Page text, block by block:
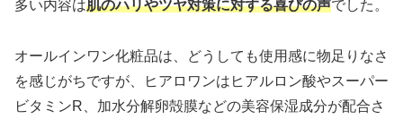
多い内容は肌のハリやツヤ対策に対する喜びの声でした。
オールインワン化粧品は、どうしても使用感に物足りなさ
を感じがちですが、ヒアロワンはヒアルロン酸やスーパー
ビタミンR、加水分解卵殻膜などの美容保湿成分が配合さ